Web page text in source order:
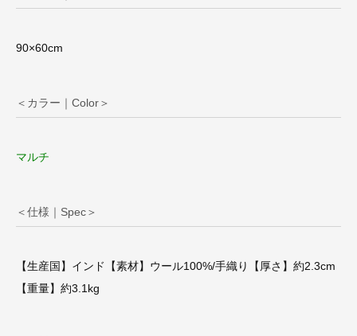
90×60cm
＜カラー｜Color＞
マルチ
＜仕様｜Spec＞
【生産国】インド【素材】ウール100%/手織り【厚さ】約2.3cm
【重量】約3.1kg